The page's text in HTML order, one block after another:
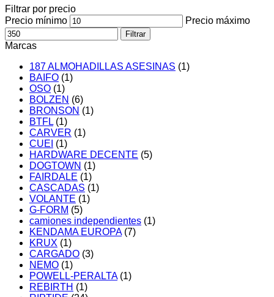
Filtrar por precio
Precio mínimo
Precio máximo
Filtrar
Marcas
187 ALMOHADILLAS ASESINAS (1)
BAIFO (1)
OSO (1)
BOLZEN (6)
BRONSON (1)
BTFL (1)
CARVER (1)
CUEI (1)
HARDWARE DECENTE (5)
DOGTOWN (1)
FAIRDALE (1)
CASCADAS (1)
VOLANTE (1)
G-FORM (5)
camiones independientes (1)
KENDAMA EUROPA (7)
KRUX (1)
CARGADO (3)
NEMO (1)
POWELL-PERALTA (1)
REBIRTH (1)